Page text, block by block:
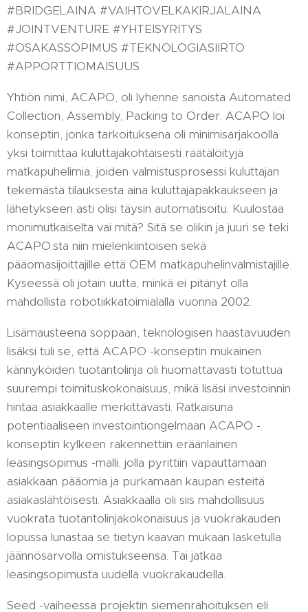
#BRIDGELAINA #VAIHTOVELKAKIRJALAINA
#JOINTVENTURE #YHTEISYRITYS
#OSAKASSOPIMUS #TEKNOLOGIASIIRTO
#APPORTTIOMAISUUS
Yhtiön nimi, ACAPO, oli lyhenne sanoista Automated
Collection, Assembly, Packing to Order. ACAPO loi
konseptin, jonka tarkoituksena oli minimisarjakoolla
yksi toimittaa kuluttajakohtaisesti räätälöityjä
matkapuhelimia, joiden valmistusprosessi kuluttajan
tekemästä tilauksesta aina kuluttajapakkaukseen ja
lähetykseen asti olisi täysin automatisoitu. Kuulostaa
monimutkaiselta vai mitä? Sitä se olikin ja juuri se teki
ACAPO:sta niin mielenkiintoisen sekä
pääomasijoittajille että OEM matkapuhelinvalmistajille.
Kyseessä oli jotain uutta, minkä ei pitänyt olla
mahdollista robotiikkatoimialalla vuonna 2002.
Lisämausteena soppaan, teknologisen haastavuuden
lisäksi tuli se, että ACAPO -konseptin mukainen
kännyköiden tuotantolinja oli huomattavasti totuttua
suurempi toimituskokonaisuus, mikä lisäsi investoinnin
hintaa asiakkaalle merkittävästi. Ratkaisuna
potentiaaliseen investointiongelmaan ACAPO -
konseptin kylkeen rakennettiin eräänlainen
leasingsopimus -malli, jolla pyrittiin vapauttamaan
asiakkaan pääomia ja purkamaan kaupan esteitä
asiakaslähtöisesti. Asiakkaalla oli siis mahdollisuus
vuokrata tuotantolinjakokonaisuus ja vuokrakauden
lopussa lunastaa se tietyn kaavan mukaan lasketulla
jäännösarvolla omistukseensa. Tai jatkaa
leasingsopimusta uudella vuokrakaudella.
Seed -vaiheessa projektin siemenrahoituksen eli